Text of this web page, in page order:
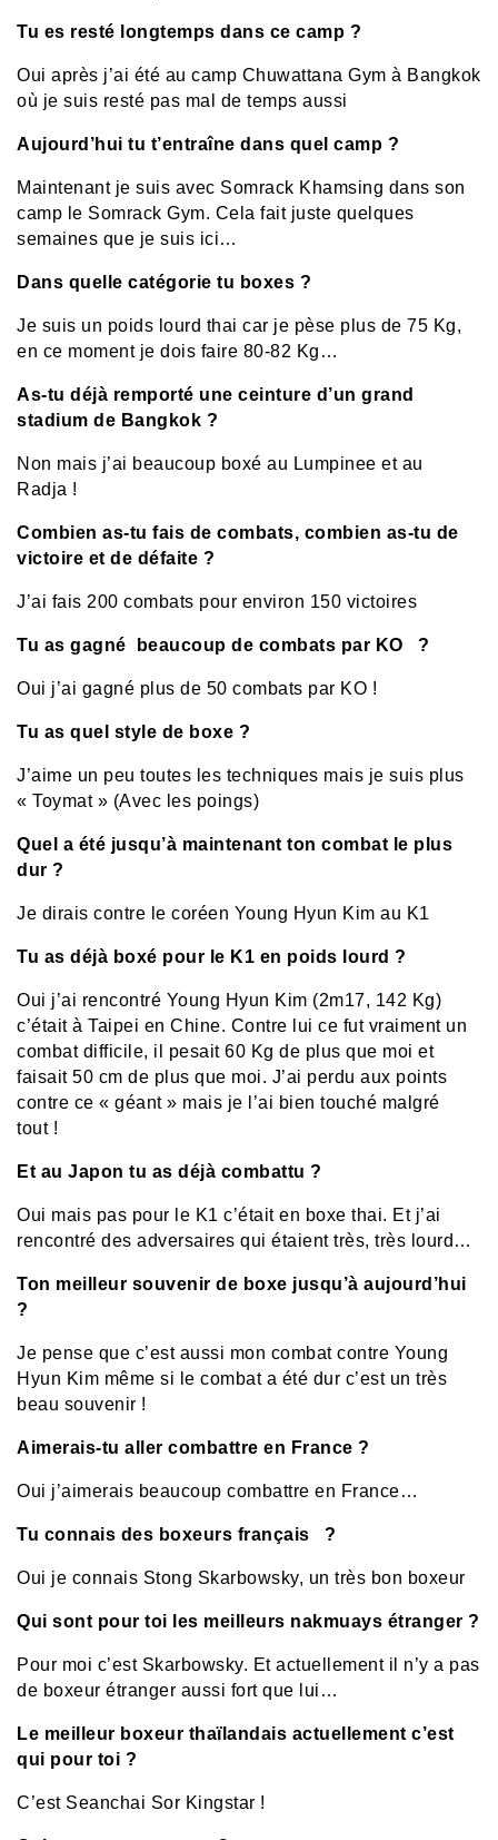
Tu es resté longtemps dans ce camp ?
Oui après j’ai été au camp Chuwattana Gym à Bangkok
où je suis resté pas mal de temps aussi
Aujourd’hui tu t’entraîne dans quel camp ?
Maintenant je suis avec Somrack Khamsing dans son
camp le Somrack Gym. Cela fait juste quelques
semaines que je suis ici…
Dans quelle catégorie tu boxes ?
Je suis un poids lourd thai car je pèse plus de 75 Kg,
en ce moment je dois faire 80-82 Kg…
As-tu déjà remporté une ceinture d’un grand
stadium de Bangkok ?
Non mais j’ai beaucoup boxé au Lumpinee et au
Radja !
Combien as-tu fais de combats, combien as-tu de
victoire et de défaite ?
J’ai fais 200 combats pour environ 150 victoires
Tu as gagné beaucoup de combats par KO ?
Oui j’ai gagné plus de 50 combats par KO !
Tu as quel style de boxe ?
J’aime un peu toutes les techniques mais je suis plus
« Toymat » (Avec les poings)
Quel a été jusqu’à maintenant ton combat le plus
dur ?
Je dirais contre le coréen Young Hyun Kim au K1
Tu as déjà boxé pour le K1 en poids lourd ?
Oui j’ai rencontré Young Hyun Kim (2m17, 142 Kg)
c’était à Taipei en Chine. Contre lui ce fut vraiment un
combat difficile, il pesait 60 Kg de plus que moi et
faisait 50 cm de plus que moi. J’ai perdu aux points
contre ce « géant » mais je l’ai bien touché malgré
tout !
Et au Japon tu as déjà combattu ?
Oui mais pas pour le K1 c’était en boxe thai. Et j’ai
rencontré des adversaires qui étaient très, très lourd…
Ton meilleur souvenir de boxe jusqu’à aujourd’hui
?
Je pense que c’est aussi mon combat contre Young
Hyun Kim même si le combat a été dur c’est un très
beau souvenir !
Aimerais-tu aller combattre en France ?
Oui j’aimerais beaucoup combattre en France…
Tu connais des boxeurs français ?
Oui je connais Stong Skarbowsky, un très bon boxeur
Qui sont pour toi les meilleurs nakmuays étranger ?
Pour moi c’est Skarbowsky. Et actuellement il n’y a pas
de boxeur étranger aussi fort que lui…
Le meilleur boxeur thaïlandais actuellement c’est
qui pour toi ?
C’est Seanchai Sor Kingstar !